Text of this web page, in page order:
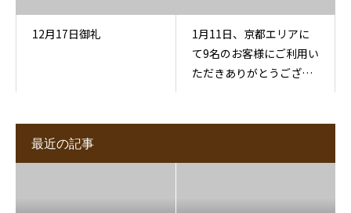
12月17日御礼
1月11日、京都エリアに
て9名のお客様にご利用い
ただきありがとうござい
最近の記事